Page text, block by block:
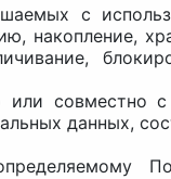
с
накопление,
или совместно
данных,